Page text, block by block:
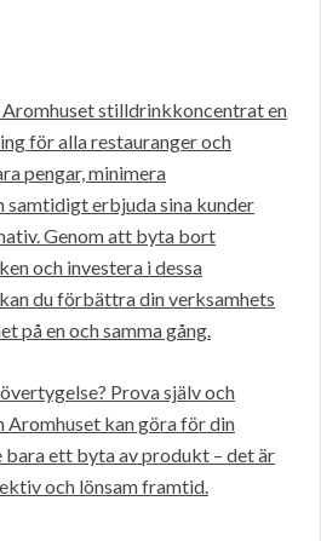
stilldrinkkoncentrat en
för alla restauranger och
pengar, minimera
samtidigt erbjuda sina kunder
Genom att byta bort
och investera i dessa
du förbättra din verksamhets
på en och samma gång.
Prova själv och
Aromhuset kan göra för din
bara ett byta av produkt – det är
och lönsam framtid.